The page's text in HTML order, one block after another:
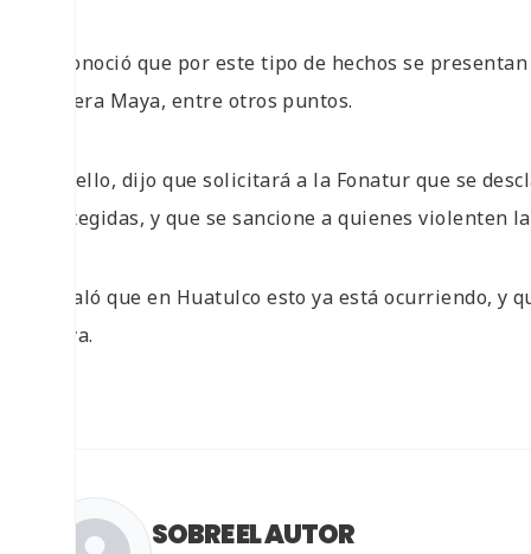
Reconoció que por este tipo de hechos se
Riviera Maya, entre otros puntos.
Por ello, dijo que solicitará a la Fonatur que se
protegidas, y que se sancione a quienes violenten
Señaló que en Huatulco esto ya está ocurriendo, y
playa.
SOBRE EL AUTOR